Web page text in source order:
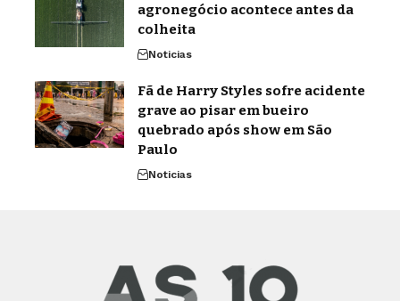
agronegócio acontece antes da
colheita
Noticias
Fã de Harry Styles sofre acidente
grave ao pisar em bueiro
quebrado após show em São
Paulo
Noticias